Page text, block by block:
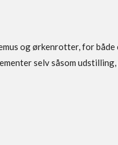
og ørkenrotter, for
selv såsom